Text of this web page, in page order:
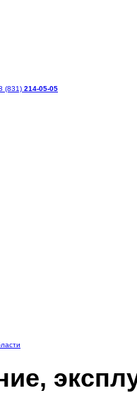
(831) 214-05-05